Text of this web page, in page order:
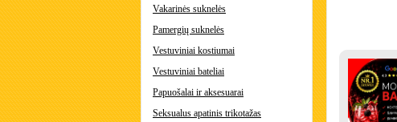
Vakarinės suknelės
Pamergių suknelės
Vestuviniai kostiumai
Vestuviniai bateliai
Papuošalai ir aksesuarai
Seksualus apatinis trikotažas